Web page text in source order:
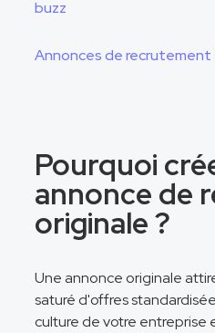
buzz
Annonces de
Pourquoi
annonce de
originale ?
Une annonce originale
saturé d'offres
culture de votre entreprise